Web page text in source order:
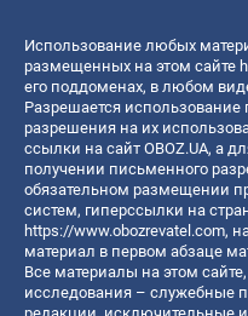
Использование любых
размещенных на этом сайте
его поддоменах, в любом
Разрешается
разрешения на их
ссылки на сайт OBOZ.UA, а
получении письменного
обязательном размещении
систем, гиперссылки на
https://www.obozrevatel.com,
материал в первом абзаце
Все материалы на этом
исследования – служебные